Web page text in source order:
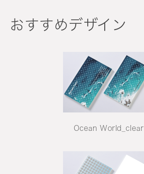
おすすめデザイン
Ocean World_clear